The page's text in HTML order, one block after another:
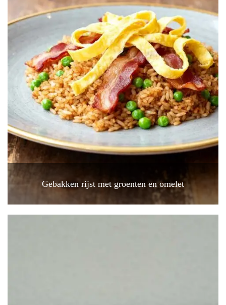
Gebakken rijst met groenten en omelet